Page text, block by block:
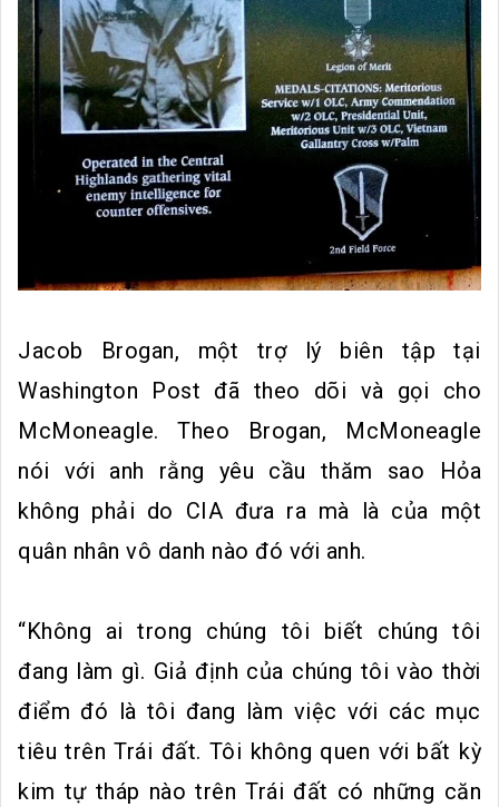
Jacob Brogan, một trợ lý biên tập tại
Washington Post đã theo dõi và gọi cho
McMoneagle. Theo Brogan, McMoneagle
nói với anh rằng yêu cầu thăm sao Hỏa
không phải do CIA đưa ra mà là của một
quân nhân vô danh nào đó với anh.
“Không ai trong chúng tôi biết chúng tôi
đang làm gì. Giả định của chúng tôi vào thời
điểm đó là tôi đang làm việc với các mục
tiêu trên Trái đất. Tôi không quen với bất kỳ
kim tự tháp nào trên Trái đất có những căn